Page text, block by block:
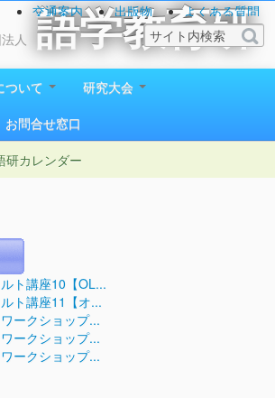
人
語学教育研
大正12）年創立
交通案内 出版物
よくある質問
ついて
研究大会
お問合せ窓口
研カレンダー
ト講座10【OL...
ト講座11【オ...
ークショップ...
ークショップ...
ークショップ...